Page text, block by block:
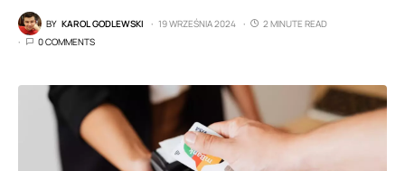
BY KAROL GODLEWSKI 19 WRZEŚNIA 2024
2 MINUTE READ
0 COMMENTS